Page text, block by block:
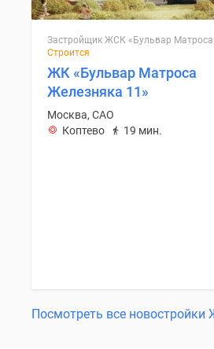
Строится
ЖК «Бульвар Матроса
Железняка 11»
Москва, САО
Коптево
19 мин.
Посмотреть все